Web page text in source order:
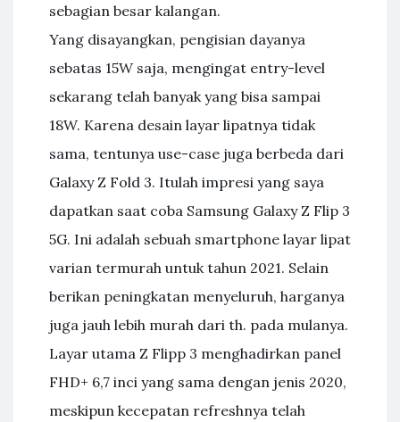
sebagian besar kalangan.
Yang disayangkan, pengisian dayanya
sebatas 15W saja, mengingat entry-level
sekarang telah banyak yang bisa sampai
18W. Karena desain layar lipatnya tidak
sama, tentunya use-case juga berbeda dari
Galaxy Z Fold 3. Itulah impresi yang saya
dapatkan saat coba Samsung Galaxy Z Flip 3
5G. Ini adalah sebuah smartphone layar lipat
varian termurah untuk tahun 2021. Selain
berikan peningkatan menyeluruh, harganya
juga jauh lebih murah dari th. pada mulanya.
Layar utama Z Flipp 3 menghadirkan panel
FHD+ 6,7 inci yang sama dengan jenis 2020,
meskipun kecepatan refreshnya telah